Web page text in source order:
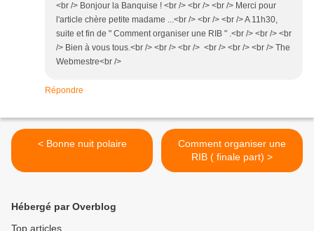
<br /> Bonjour la Banquise ! <br /> <br /> <br /> Merci pour
l'article chère petite madame ...<br /> <br /> <br /> A 11h30,
suite et fin de " Comment organiser une RIB " .<br /> <br /> <br
/> Bien à vous tous.<br /> <br /> <br /> <br /> <br /> <br /> The
Webmestre<br />
Répondre
< Bonne nuit polaire
Comment organiser une
RIB ( finale part) >
Hébergé par Overblog
Top articles